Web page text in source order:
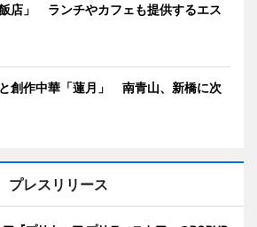
店」 ランチやカフェも提供するエス
創作中華「蓮月」 南青山、新橋に次
プレスリリース